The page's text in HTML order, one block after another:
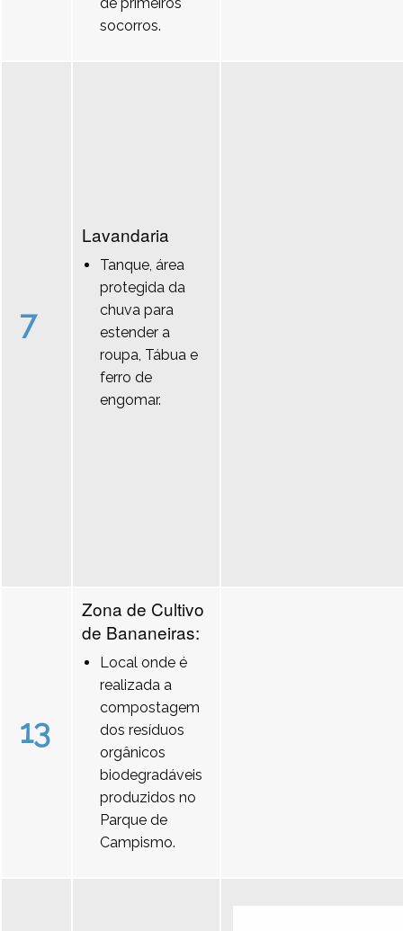
socorros.
7
Lavandaria
Tanque, área
protegida da
chuva para
estender a
roupa, Tábua e
ferro de
engomar.
13
Zona de Cultivo
de Bananeiras:
Local onde é
realizada a
compostagem
dos resíduos
orgânicos
biodegradáveis
produzidos no
Parque de
Campismo.